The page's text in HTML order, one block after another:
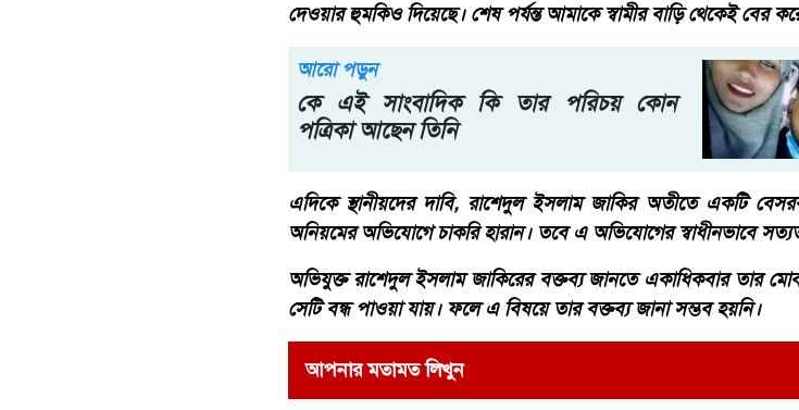
দেওয়ার হুমকিও দিয়েছে। শেষ পর্যন্ত আমাকে স্বামীর বাড়ি থেকেই বের
আরো পড়ুন
কে এই সাংবাদিক কি তার পরিচয় কোন
পত্রিকা আছেন তিনি
এদিকে স্থানীয়দের দাবি, রাশেদুল ইসলাম জাকির অতীতে একটি
অনিয়মের অভিযোগে চাকরি হারান। তবে এ অভিযোগের স্বাধীনভাবে
অভিযুক্ত রাশেদুল ইসলাম জাকিরের বক্তব্য জানতে একাধিকবার তার
সেটি বন্ধ পাওয়া যায়। ফলে এ বিষয়ে তার বক্তব্য জানা সম্ভব হয়নি।
আপনার মতামত লিখুন